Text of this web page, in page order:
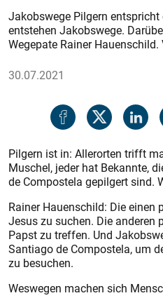
Jakobswege Pilgern
entstehen Jakobswege.
Wegepate Rainer Hauenschild.
30.07.2021
Pilgern ist in: Allerorten trifft
Muschel, jeder hat Bekannte,
de Compostela gepilgert sind.
Rainer Hauenschild: Die einen
Jesus zu suchen. Die anderen
Papst zu treffen. Und
Santiago de Compostela, um
zu besuchen.
Weswegen machen sich